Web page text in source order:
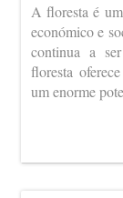
A floresta é
económico e
continua a
floresta
um enorme